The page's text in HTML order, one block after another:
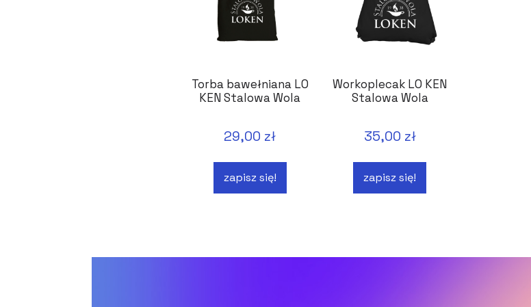
Torba bawełniana LO
KEN Stalowa Wola
29,00 zł
zapisz się!
Workoplecak LO KEN
Stalowa Wola
35,00 zł
zapisz się!